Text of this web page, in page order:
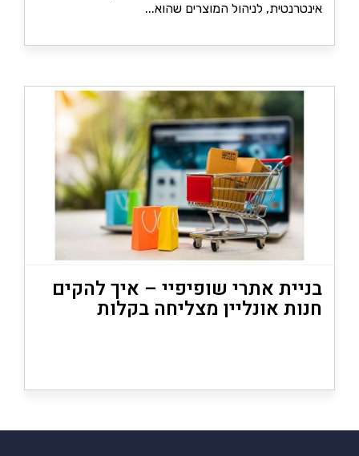
אינטרנטית, לניהול המוצרים שהוא...
בניית אתרי שופיפיי – איך להקים
חנות אונליין מצליחה בקלות